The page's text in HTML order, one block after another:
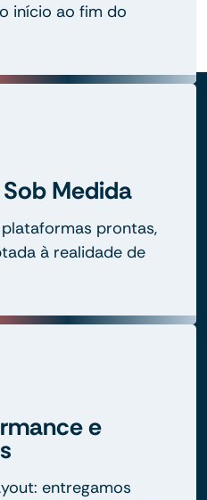
início ao fim do
Medida
prontas,
à realidade de
e
entregamos